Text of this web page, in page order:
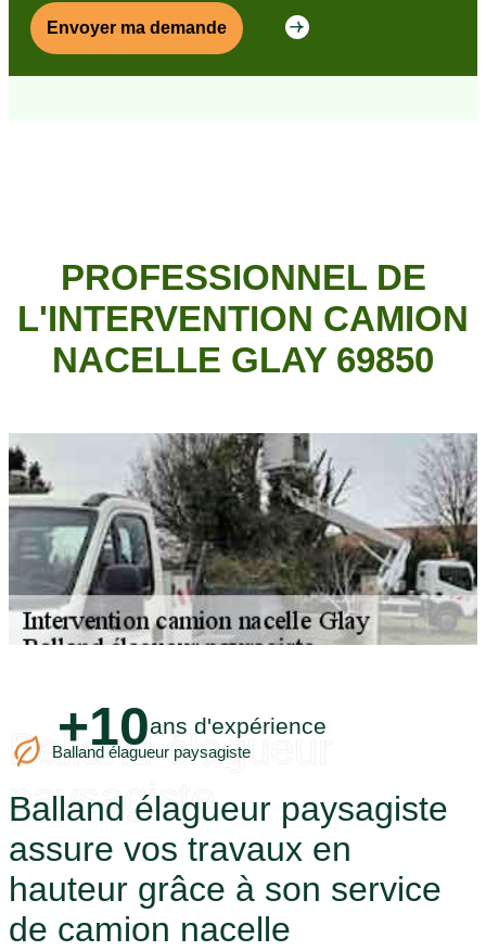
PROFESSIONNEL DE
L'INTERVENTION CAMION
NACELLE GLAY 69850
+10ans d'expérience
Balland élagueur paysagiste
Balland élagueur
paysagiste
Balland élagueur paysagiste
assure vos travaux en
hauteur grâce à son service
de camion nacelle